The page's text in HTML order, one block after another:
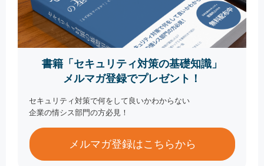
書籍「セキュリティ対策の基礎知識」
メルマガ登録でプレゼント！
セキュリティ対策で何をして良いかわからない
企業の情シス部門の方必見！
メルマガ登録はこちらから